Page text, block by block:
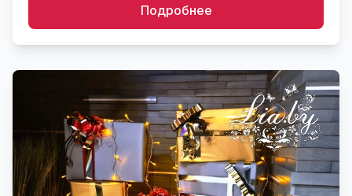
Подробнее